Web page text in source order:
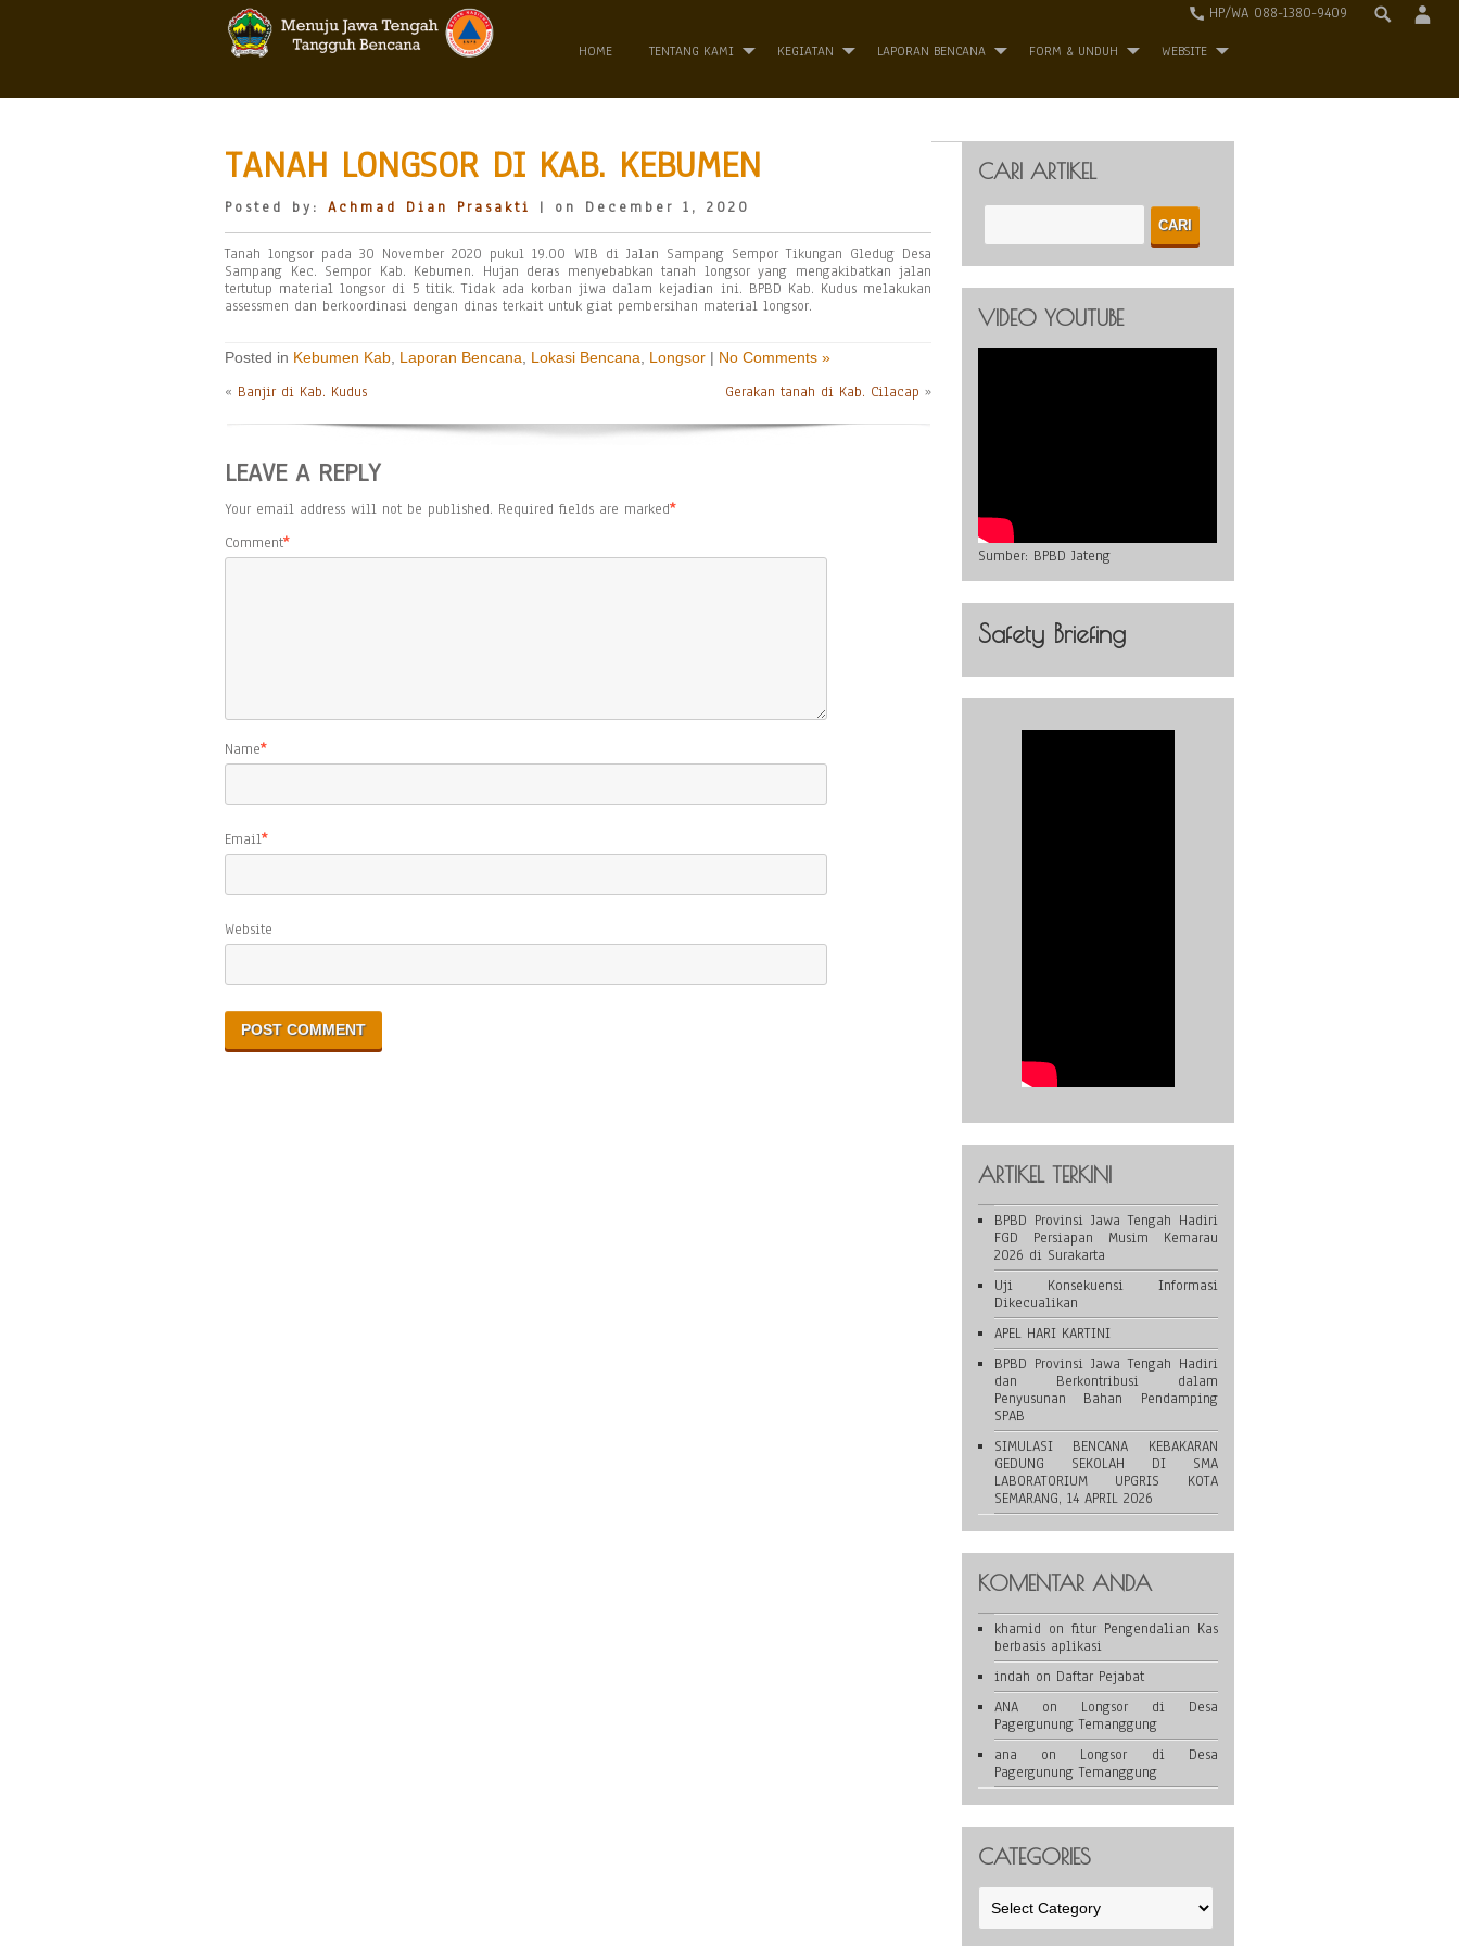
HP/WA 088-1380-9409
HOME TENTANG KAMI KEGIATAN LAPORAN BENCANA FORM & UNDUH WEBSITE
TANAH LONGSOR DI KAB. KEBUMEN
Posted by: Achmad Dian Prasakti | on December 1, 2020
Tanah longsor pada 30 November 2020 pukul 19.00 WIB di Jalan Sampang Sempor Tikungan Gledug Desa
Sampang Kec. Sempor Kab. Kebumen. Hujan deras menyebabkan tanah longsor yang mengakibatkan jalan
tertutup material longsor di 5 titik. Tidak ada korban jiwa dalam kejadian ini. BPBD Kab. Kudus melakukan
assessmen dan berkoordinasi dengan dinas terkait untuk giat pembersihan material longsor.
Posted in Kebumen Kab Laporan Bencana Lokasi Bencana Longsor | No Comments »
« Banjir di Kab. Kudus Gerakan tanah di Kab. Cilacap »
LEAVE A REPLY
Your email address will not be published. Required fields are marked*
Comment*
Name*
Email*
Website
CARI ARTIKEL
VIDEO YOUTUBE
Sumber: BPBD Jateng
Safety Briefing
ARTIKEL TERKINI
BPBD Provinsi Jawa Tengah Hadiri
FGD Persiapan Musim Kemarau
2026 di Surakarta
Uji Konsekuensi Informasi
Dikecualikan
APEL HARI KARTINI
BPBD Provinsi Jawa Tengah Hadiri
dan Berkontribusi dalam
Penyusunan Bahan Pendamping
SPAB
SIMULASI BENCANA KEBAKARAN
GEDUNG SEKOLAH DI SMA
LABORATORIUM UPGRIS KOTA
SEMARANG, 14 APRIL 2026
KOMENTAR ANDA
khamid on fitur Pengendalian Kas
berbasis aplikasi
indah on Daftar Pejabat
ANAon Longsor di Desa
Pagergunung Temanggung
ana on Longsor di Desa
Pagergunung Temanggung
CATEGORIES
Categories